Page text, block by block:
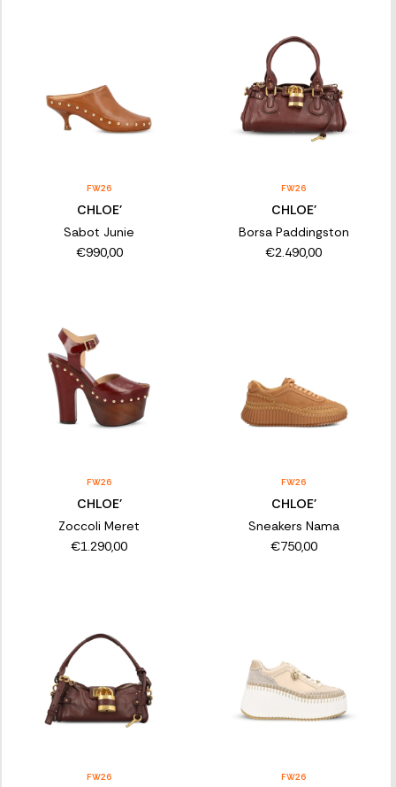
FW26
CHLOE'
Sabot Junie
€990,00
FW26
CHLOE'
Borsa Paddingston
€2.490,00
FW26
CHLOE'
Zoccoli Meret
€1.290,00
FW26
CHLOE'
Sneakers Nama
€750,00
FW26 FW26